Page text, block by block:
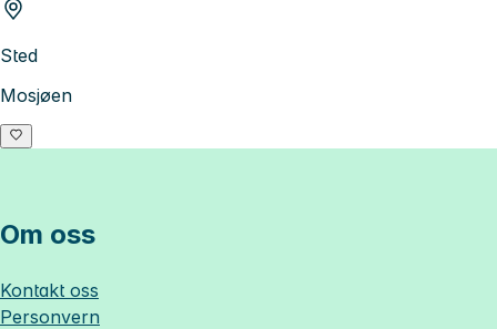
Sted
Mosjøen
Om oss
Kontakt oss
Personvern